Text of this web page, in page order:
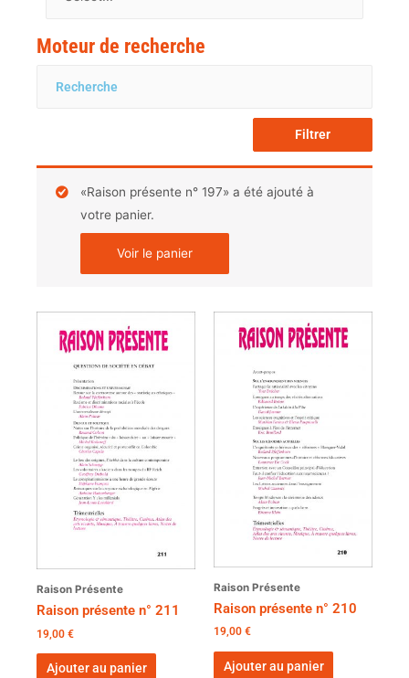
Moteur de recherche
Filtrer
«Raison présente n° 197» a été ajouté à
votre panier.
Voir le panier
Raison Présente
Raison présente n° 211
19,00 €
Ajouter au panier
Raison Présente
Raison présente n° 210
19,00 €
Ajouter au panier